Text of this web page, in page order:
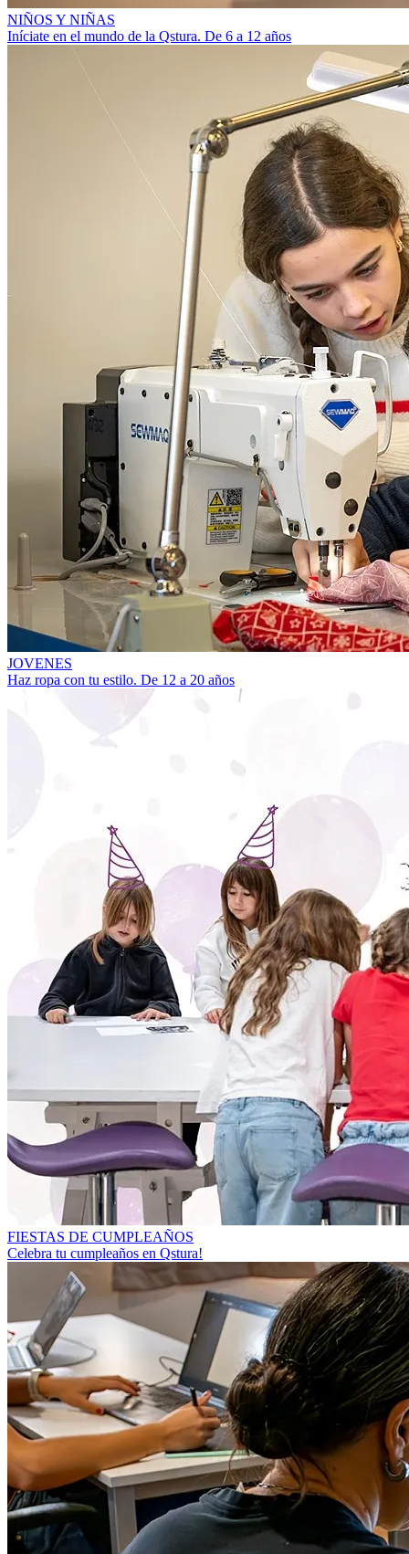
NIÑOS Y NIÑAS
Iníciate en el mundo de la Qstura. De 6 a 12 años
JOVENES
Haz ropa con tu estilo. De 12 a 20 años
FIESTAS DE CUMPLEAÑOS
Celebra tu cumpleaños en Qstura!